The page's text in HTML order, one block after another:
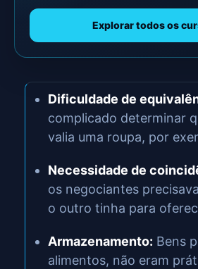
Explorar todos os
Dificuldade de
complicado determinar
valia uma roupa, por
Necessidade de
os negociantes
o outro tinha para
Armazenamento: Bens
alimentos, não eram